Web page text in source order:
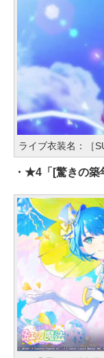
ライブ衣装名：［
・★4「[驚きの築